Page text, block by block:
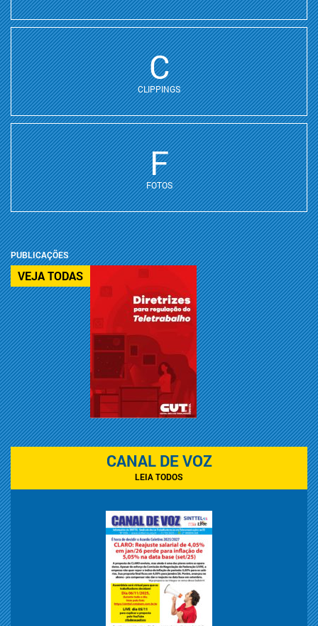
C
CLIPPINGS
F
FOTOS
PUBLICAÇÕES
VEJA TODAS
CANAL DE VOZ
LEIA TODOS